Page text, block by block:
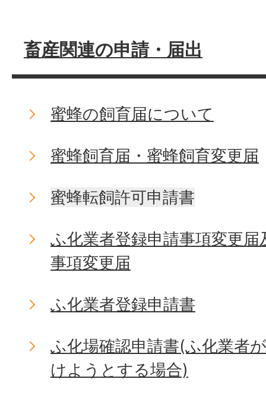
畜産関連の申請・届出
蜜蜂の飼育届について
蜜蜂飼育届・蜜蜂飼育変更届
蜜蜂転飼許可申請書
ふ化業者登録申請事項変更
事項変更届
ふ化業者登録申請書
ふ化場確認申請書(ふ化業者
けようとする場合)